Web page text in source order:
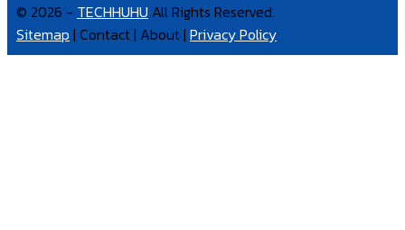
© 2026 - TECHHUHU All Rights Reserved.
Sitemap | Contact | About | Privacy Policy